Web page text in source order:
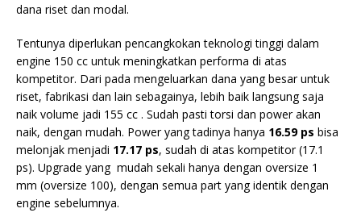
dana riset dan modal.
Tentunya diperlukan pencangkokan teknologi tinggi dalam
engine 150 cc untuk meningkatkan performa di atas
kompetitor. Dari pada mengeluarkan dana yang besar untuk
riset, fabrikasi dan lain sebagainya, lebih baik langsung saja
naik volume jadi 155 cc . Sudah pasti torsi dan power akan
naik, dengan mudah. Power yang tadinya hanya 16.59 ps bisa
melonjak menjadi 17.17 ps, sudah di atas kompetitor (17.1
ps). Upgrade yang mudah sekali hanya dengan oversize 1
mm (oversize 100), dengan semua part yang identik dengan
engine sebelumnya.